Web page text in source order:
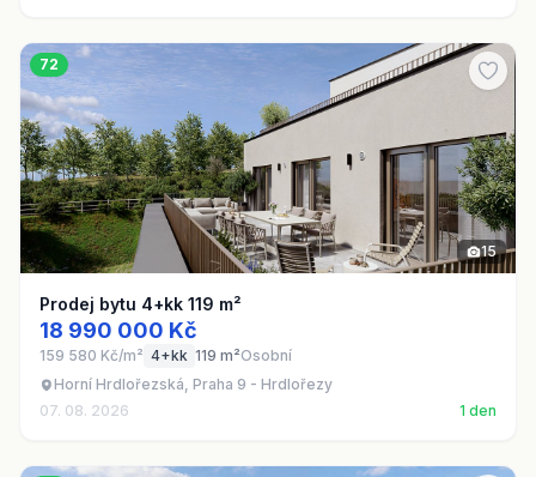
72
15
Prodej bytu 4+kk 119 m²
18 990 000 Kč
159 580 Kč/m² 4+kk 119 m²Osobní
Horní Hrdlořezská, Praha 9 - Hrdlořezy
07. 08. 2026
1 den